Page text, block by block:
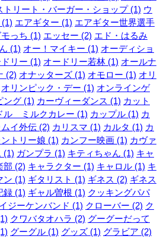
トリート・バーガー・ショップ (1) ウ
エアギター (1) エアギター世界選手
っち (1) エッセー (2) エド・はるみ
(1) オー！マイキー (1) オーディショ
リー (1) オードリー若林 (1) オールナ
(2) オナッターズ (1) オモロー (1) オリ
オリンピック・デー (1) オンラインゲ
ング (1) カーヴィーダンス (1) カット
ル ミルクカレー (1) カップル (1) カ
ムイ外伝 (2) カリスマ (1) カルタ (1) カ
ントリー娘 (1) カンフー映画 (1) カヴァ
(1) ガンプラ (1) キティちゃん (1) キャ
部 (2) キャラクター (1) キャロル (1) キ
ン (1) ギタリスト (1) ギネス (2) ギネス
録 (1) ギャル曽根 (1) クッキングパパ
ジーケンバンド (1) クローバー (2) ク
クワバタオハラ (2) グーグーだって
グーグル (1) グッズ (1) グラビア (2)